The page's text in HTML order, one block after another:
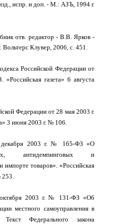
испр. и доп. - М.: АЗЪ, 1994 г.
отв. редактор - В.В. Ярков -
Клувер, 2006, с. 451.
Российской Федерации от
газета» 6 августа
Федерации от 28 мая 2003 г.
3 июня 2003 г. № 106.
декабря 2003 г. № 165-ФЗ «О
антидемпинговых и
товаров». «Российская
253.
2003 г. № 131-ФЗ «Об
местного самоуправления в
Текст Федерального закона